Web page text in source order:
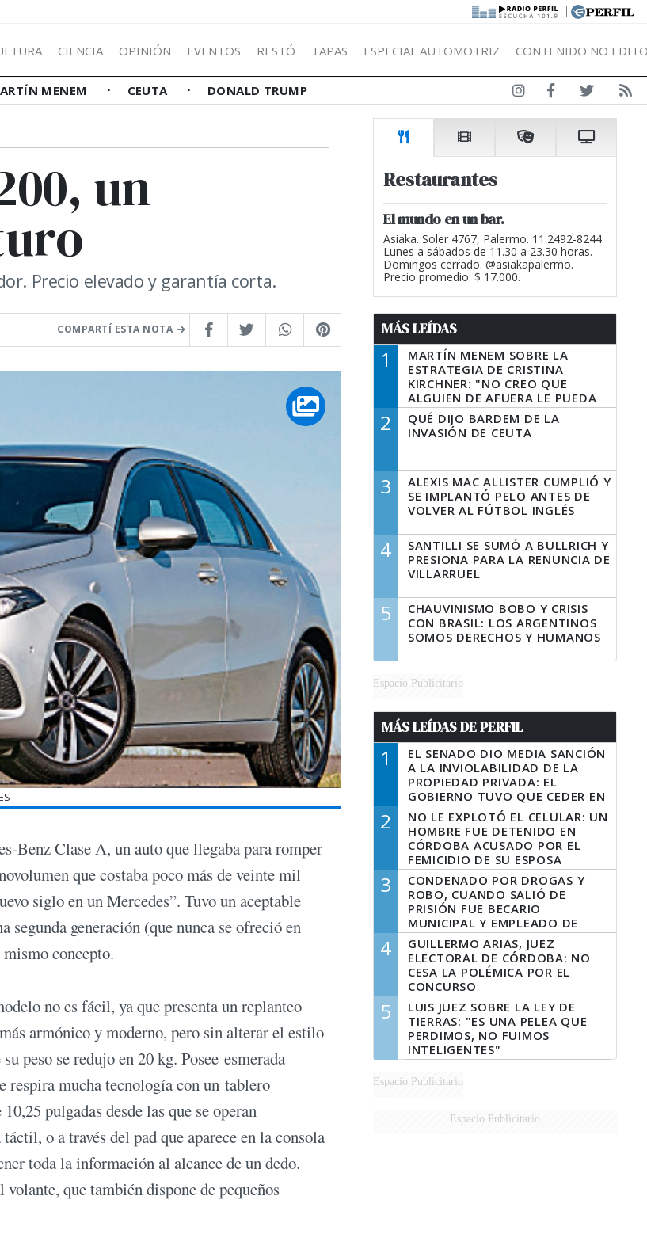
|
CIENCIA OPINIÓN EVENTOS RESTÓ TAPAS ESPECIAL AUTOMOTRIZ CONTENIDO NO
MENEM CEUTA DONALD TRUMP
un
Precio elevado y garantía corta.
COMPARTÍ ESTA NOTA
Benz Clase A, un auto que llegaba para romper
que costaba poco más de veinte mil
siglo en un Mercedes”. Tuvo un aceptable
generación (que nunca se ofreció en
concepto.
no es fácil, ya que presenta un replanteo
armónico y moderno, pero sin alterar el estilo
peso se redujo en 20 kg. Posee esmerada
respira mucha tecnología con un tablero
pulgadas desde las que se operan
o a través del pad que aparece en la consola
toda la información al alcance de un dedo.
que también dispone de pequeños
Restaurantes
El mundo en un bar.
Asiaka. Soler 4767, Palermo. 11.2492-8244.
Lunes a sábados de 11.30 a 23.30 horas.
Domingos cerrado. @asiakapalermo.
Precio promedio: $ 17.000.
MÁS LEÍDAS
1
MARTÍN MENEM SOBRE LA
ESTRATEGIA DE CRISTINA
KIRCHNER: "NO CREO QUE
ALGUIEN DE AFUERA LE PUEDA
DECIR A LA JUSTICIA LO QUE
TIENE QUE HACER"
2
QUÉ DIJO BARDEM DE LA
INVASIÓN DE CEUTA
3
ALEXIS MAC ALLISTER CUMPLIÓ Y
SE IMPLANTÓ PELO ANTES DE
VOLVER AL FÚTBOL INGLÉS
4
SANTILLI SE SUMÓ A BULLRICH Y
PRESIONA PARA LA RENUNCIA DE
VILLARRUEL
5
CHAUVINISMO BOBO Y CRISIS
CON BRASIL: LOS ARGENTINOS
SOMOS DERECHOS Y HUMANOS
Espacio Publicitario
MÁS LEÍDAS DE PERFIL
1
EL SENADO DIO MEDIA SANCIÓN
A LA INVIOLABILIDAD DE LA
PROPIEDAD PRIVADA: EL
GOBIERNO TUVO QUE CEDER EN
LA LEY DEL MANEJO DEL FUEGO
2
NO LE EXPLOTÓ EL CELULAR: UN
HOMBRE FUE DETENIDO EN
CÓRDOBA ACUSADO POR EL
FEMICIDIO DE SU ESPOSA
3
CONDENADO POR DROGAS Y
ROBO, CUANDO SALIÓ DE
PRISIÓN FUE BECARIO
MUNICIPAL Y EMPLEADO DE
SENAF
4
GUILLERMO ARIAS, JUEZ
ELECTORAL DE CÓRDOBA: NO
CESA LA POLÉMICA POR EL
CONCURSO
5
LUIS JUEZ SOBRE LA LEY DE
TIERRAS: "ES UNA PELEA QUE
PERDIMOS, NO FUIMOS
INTELIGENTES"
Espacio Publicitario
Espacio Publicitario